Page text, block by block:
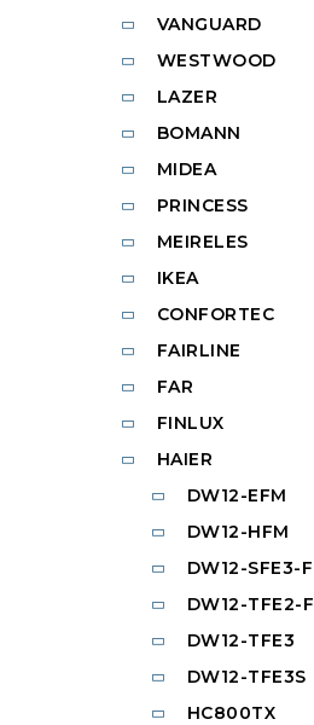
VANGUARD
WESTWOOD
LAZER
BOMANN
MIDEA
PRINCESS
MEIRELES
IKEA
CONFORTEC
FAIRLINE
FAR
FINLUX
HAIER
DW12-EFM
DW12-HFM
DW12-SFE3-F
DW12-TFE2-F
DW12-TFE3
DW12-TFE3S
HC800TX